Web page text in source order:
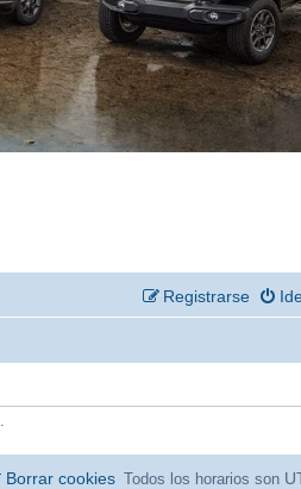
Registrarse
Todos los horarios son
Borrar cookies